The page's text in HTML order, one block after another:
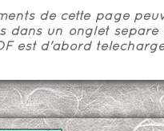
de cette page
dans un onglet
est d'abord